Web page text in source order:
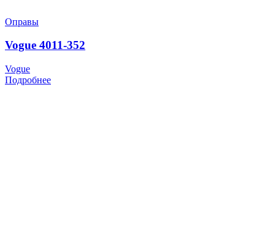
Оправы
Vogue 4011-352
Vogue
Подробнее